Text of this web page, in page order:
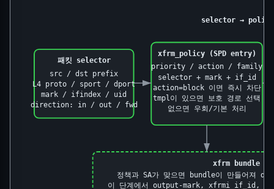
selector →
패킷 selector
src / dst prefix
L4 proto / sport / dport
mark / ifindex / uid
direction: in / out / fwd
xfrm_policy (SPD entry)
priority / action / family
selector + mark + if_id
action=block 이면 즉시 차단
tmpl이 있으면 보호 경로 선택
없으면 우회/기본 처리
xfrm bundle /
정책과 SA가 맞으면 bundle이 만들어져
이 단계에서 output-mark, xfrmi if_id,